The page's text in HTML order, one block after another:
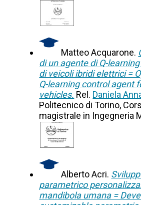
Matteo Acquarone.
di un agente di Q-
di veicoli ibridi elettrici =
Q-learning control agent
vehicles. Rel. Daniela
Politecnico di Torino,
magistrale in Ingegneria
Alberto Acri.
parametrico
mandibola umana =